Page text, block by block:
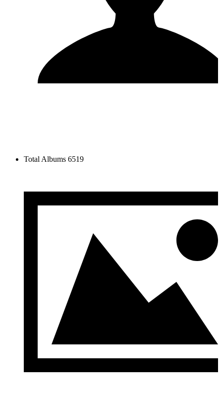
Total Albums 6519